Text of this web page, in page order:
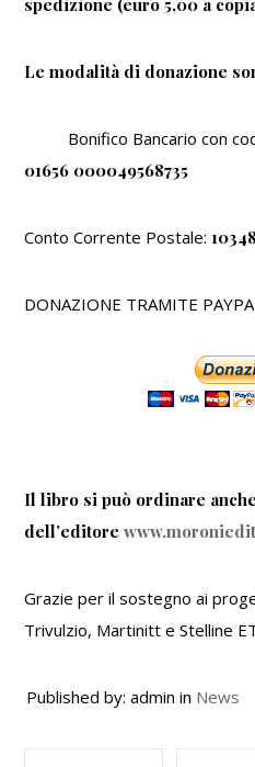
spedizione (euro 5,00 a
Le modalità di donazione
Bonifico Bancario con
01656 000049568735
Conto Corrente Postale:
DONAZIONE TRAMITE
Il libro si può ordinare
dell’editore
Grazie per il sostegno ai
Trivulzio, Martinitt e Stelline
Published by: admin in News